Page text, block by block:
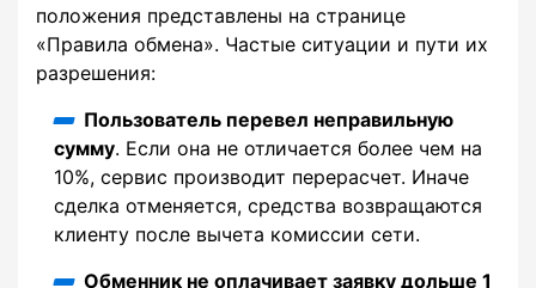
положения представлены на странице
«Правила обмена». Частые ситуации и пути их
разрешения:
Пользователь перевел неправильную
сумму. Если она не отличается более чем на
10%, сервис производит перерасчет. Иначе
сделка отменяется, средства возвращаются
клиенту после вычета комиссии сети.
Обменник не оплачивает заявку дольше 1